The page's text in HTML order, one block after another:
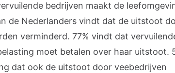
bedrijven maakt de
de Nederlanders vindt dat de uitstoot
verminderd. 77% vindt dat
moet betalen over haar uitstoot.
dat ook de uitstoot door veebedrijven